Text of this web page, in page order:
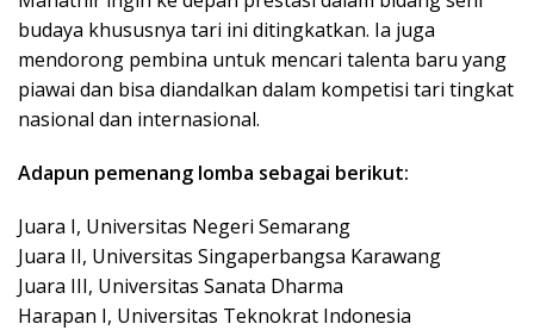
budaya khususnya tari ini ditingkatkan. Ia juga
mendorong pembina untuk mencari talenta baru yang
piawai dan bisa diandalkan dalam kompetisi tari tingkat
nasional dan internasional.
Adapun pemenang lomba sebagai berikut:
Juara I, Universitas Negeri Semarang
Juara II, Universitas Singaperbangsa Karawang
Juara III, Universitas Sanata Dharma
Harapan I, Universitas Teknokrat Indonesia